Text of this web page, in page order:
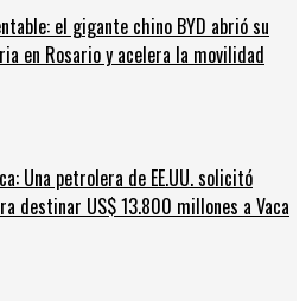
el gigante chino BYD abrió su
en Rosario y acelera la movilidad
Una petrolera de EE.UU. solicitó
destinar US$ 13.800 millones a Vaca